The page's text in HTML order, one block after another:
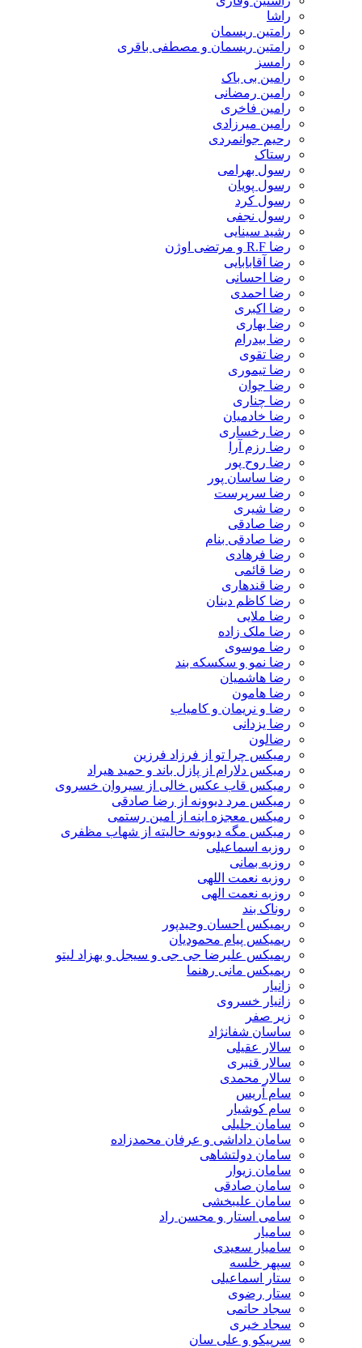
راشا
رامتین ریسمان
رامتین ریسمان و مصطفی باقری
رامسز
رامین بی باک
رامین رمضانی
رامین فاخری
رامین میرزادی
رحیم جوانمردی
رستاک
رسول بهرامی
رسول پویان
رسول کرد
رسول نجفی
رشید سینایی
رضا R.F و مرتضی اوژن
رضا آقابابایی
رضا احسانی
رضا احمدی
رضا اکبری
رضا بهاری
رضا بیدرام
رضا تقوی
رضا تیموری
رضا جوان
رضا چناری
رضا خادمیان
رضا رخساری
رضا رزم آرا
رضا روح پور
رضا ساسان پور
رضا سرپرست
رضا شیری
رضا صادقی
رضا صادقی بنام
رضا فرهادی
رضا قائمی
رضا قندهاری
رضا کاظم دینان
رضا ملایی
رضا ملک زاده
رضا موسوی
رضا نمو و سکسکه بند
رضا هاشمیان
رضا هامون
رضا و نریمان و کامیاب
رضا یزدانی
رضالون
رمیکس چرا تو از فرزاد فرزین
رمیکس دلارام از پازل باند و حمید هیراد
رمیکس قاب عکس خالی از سیروان خسروی
رمیکس مرد دیوونه از رضا صادقی
رمیکس معجزه اینه از امین رستمی
رمیکس مگه دیوونه حالیته از شهاب مظفری
روزبه اسماعیلی
روزبه بمانی
روزبه نعمت اللهی
روزبه نعمت الهی
روناک بند
ریمیکس احسان وحیدپور
ریمیکس پیام محمودیان
ریمیکس علیرضا جی جی و سیجل و بهزاد لیتو
ریمیکس مانی رهنما
زانیار
زانیار خسروی
زیر صفر
ساسان شفانژاد
سالار عقیلی
سالار قنبری
سالار محمدی
سام آریس
سام کوشیار
سامان جلیلی
سامان داداشی و عرفان محمدزاده
سامان دولتشاهی
سامان زیوار
سامان صادقی
سامان علیبخشی
سامی استار و محسن راد
سامیار
سامیار سعیدی
سپهر خلسه
ستار اسماعیلی
ستار رضوی
سجاد حاتمی
سجاد خیری
سرپیکو و علی سان